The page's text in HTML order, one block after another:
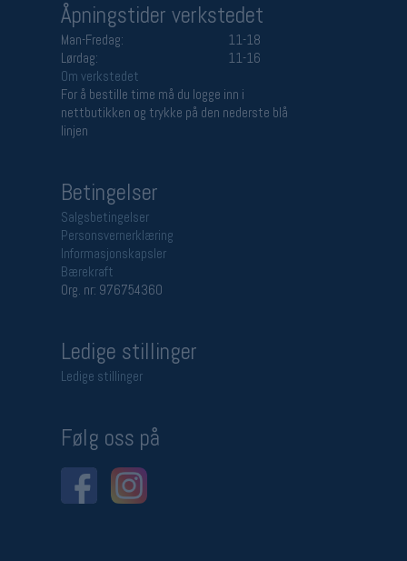
Åpningstider verkstedet
Man-Fredag:
11-18
Lørdag:
11-16
Om verkstedet
For å bestille time må du logge inn i
nettbutikken og trykke på den nederste blå
linjen
Betingelser
Salgsbetingelser
Personsvernerklæring
Informasjonskapsler
Bærekraft
Org. nr: 976754360
Ledige stillinger
Ledige stillinger
Følg oss på